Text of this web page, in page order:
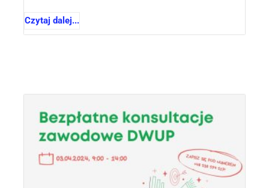
Czytaj dalej...